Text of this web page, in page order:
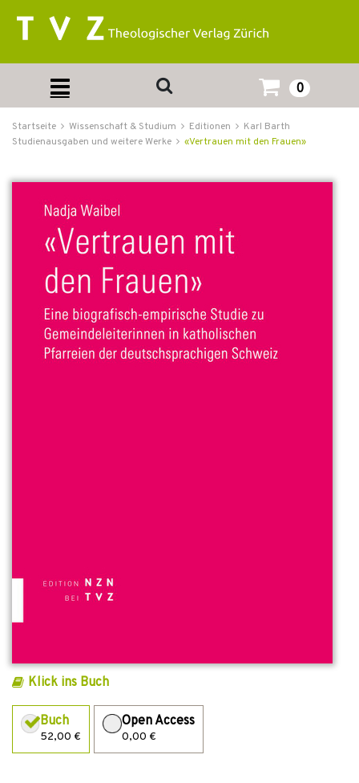
0
Startseite Wissenschaft & Studium Editionen
Karl Barth
Studienausgaben und weitere Werke
«Vertrauen mit den Frauen»
Klick ins Buch
Buch
52,00 €
Open Access
0,00 €